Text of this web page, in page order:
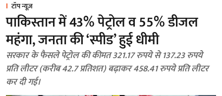
टॉप न्यूज़
पाकिस्तान में 43% पेट्रोल व 55% डीजल
महंगा, जनता की ‘स्पीड’ हुई धीमी
सरकार के फैसले पेट्रोल की कीमत 321.17 रुपये से 137.23 रुपये
प्रति लीटर (करीब 42.7 प्रतिशत) बढ़ाकर 458.41 रुपये प्रति लीटर
कर दी गई।